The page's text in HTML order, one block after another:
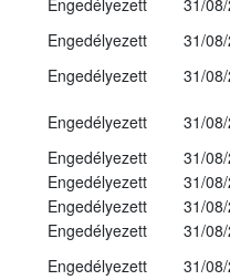
Engedélyezett
31/
Engedélyezett
31/
Engedélyezett
31/
Engedélyezett
31/
Engedélyezett
31/
Engedélyezett
31/
Engedélyezett
31/
Engedélyezett
31/
Engedélyezett
31/